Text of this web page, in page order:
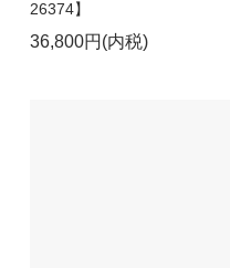
26374】
36,800円(内税)